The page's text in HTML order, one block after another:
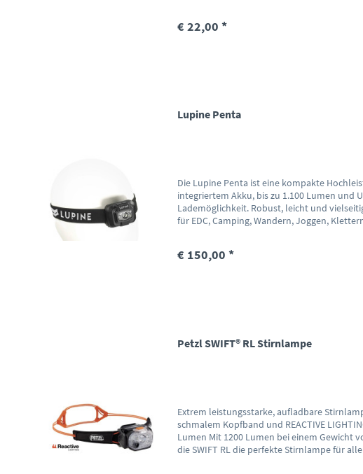
€ 22,00 *
Lupine Penta
Die Lupine Penta ist eine kompakte
integriertem Akku, bis zu 1.100 Lumen und
Lademöglichkeit. Robust, leicht und
für EDC, Camping, Wandern, Joggen,
€ 150,00 *
Petzl SWIFT® RL Stirnlampe
Extrem leistungsstarke, aufladbare
schmalem Kopfband und REACTIVE
Lumen Mit 1200 Lumen bei einem Gewicht
die SWIFT RL die perfekte Stirnlampe für